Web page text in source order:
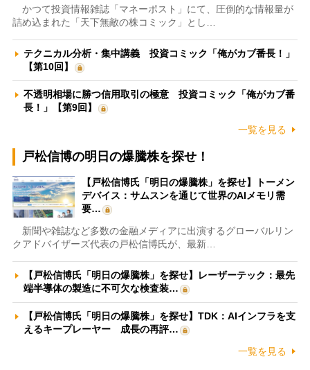
かつて投資情報雑誌「マネーポスト」にて、圧倒的な情報量が
詰め込まれた「天下無敵の株コミック」とし…
テクニカル分析・集中講義 投資コミック「俺がカブ番長！」
【第10回】
不透明相場に勝つ信用取引の極意 投資コミック「俺がカブ番
長！」【第9回】
一覧を見る
戸松信博の明日の爆騰株を探せ！
【戸松信博氏「明日の爆騰株」を探せ】トーメン
デバイス：サムスンを通じて世界のAIメモリ需
要…
新聞や雑誌など多数の金融メディアに出演するグローバルリン
クアドバイザーズ代表の戸松信博氏が、最新…
【戸松信博氏「明日の爆騰株」を探せ】レーザーテック：最先
端半導体の製造に不可欠な検査装…
【戸松信博氏「明日の爆騰株」を探せ】TDK：AIインフラを支
えるキープレーヤー 成長の再評…
一覧を見る